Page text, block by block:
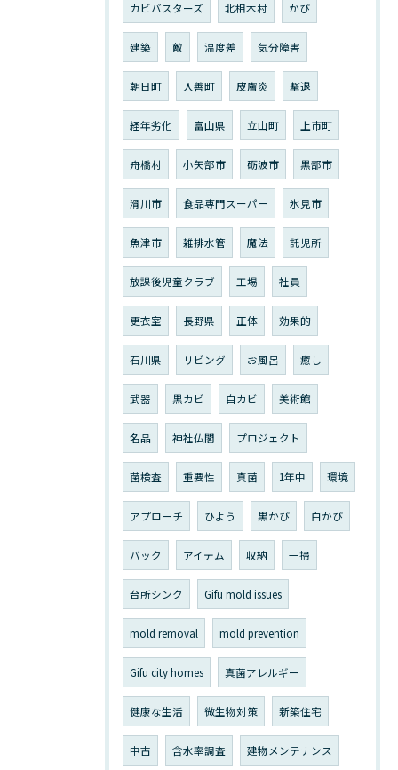
カビバスターズ 北相木村 かび
建築 敵 温度差 気分障害
朝日町 入善町 皮膚炎 撃退
経年劣化 富山県 立山町 上市町
舟橋村 小矢部市 砺波市 黒部市
滑川市 食品専門スーパー 氷見市
魚津市 雑排水管 魔法 託児所
放課後児童クラブ 工場 社員
更衣室 長野県 正体 効果的
石川県 リビング お風呂 癒し
武器 黒カビ 白カビ 美術館
名品 神社仏閣 プロジェクト
菌検査 重要性 真菌 1年中 環境
アプローチ ひよう 黒かび 白かび
バック アイテム 収納 一掃
台所シンク Gifu mold issues
mold removal mold prevention
Gifu city homes 真菌アレルギー
健康な生活 微生物対策 新築住宅
中古 含水率調査 建物メンテナンス